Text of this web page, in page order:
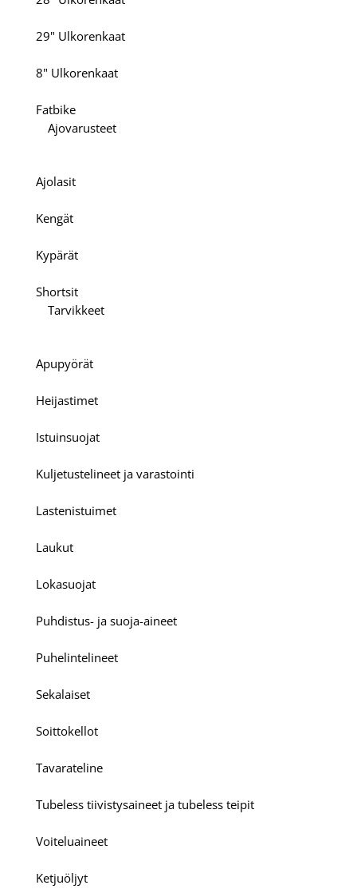
29" Ulkorenkaat
8" Ulkorenkaat
Fatbike
Ajovarusteet
Ajolasit
Kengät
Kypärät
Shortsit
Tarvikkeet
Apupyörät
Heijastimet
Istuinsuojat
Kuljetustelineet ja varastointi
Lastenistuimet
Laukut
Lokasuojat
Puhdistus- ja suoja-aineet
Puhelintelineet
Sekalaiset
Soittokellot
Tavarateline
Tubeless tiivistysaineet ja tubeless teipit
Voiteluaineet
Ketjuöljyt